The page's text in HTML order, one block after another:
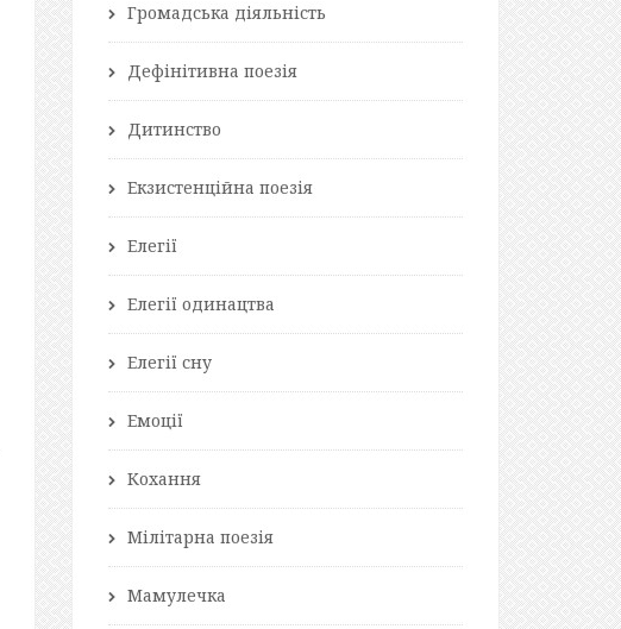
Громадська діяльність
Дефінітивна поезія
Дитинство
Екзистенційна поезія
Елегії
Елегії одинацтва
Елегії сну
Емоції
Кохання
Мілітарна поезія
Мамулечка